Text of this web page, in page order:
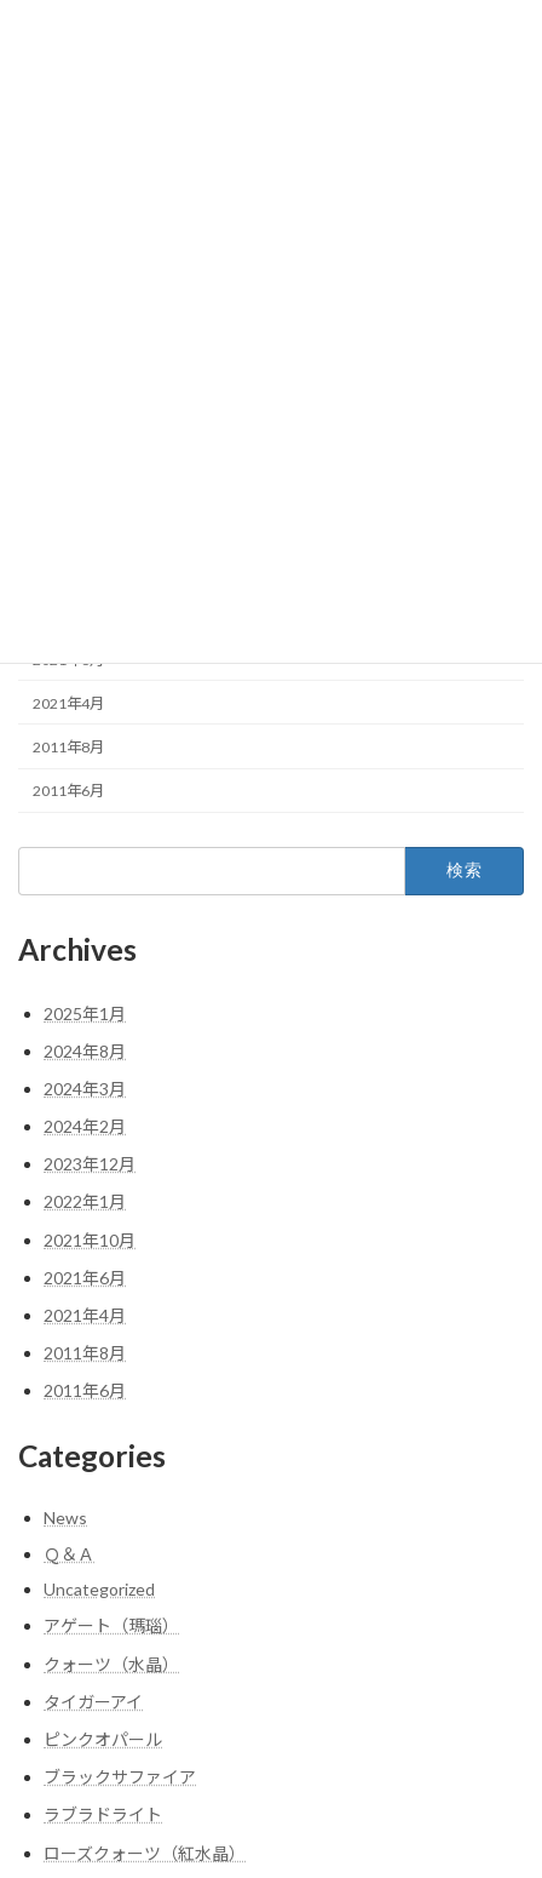
2021年6月
2021年4月
2011年8月
2011年6月
Archives
2025年1月
2024年8月
2024年3月
2024年2月
2023年12月
2022年1月
2021年10月
2021年6月
2021年4月
2011年8月
2011年6月
Categories
News
Ｑ＆Ａ
Uncategorized
アゲート（瑪瑙）
クォーツ（水晶）
タイガーアイ
ピンクオパール
ブラックサファイア
ラブラドライト
ローズクォーツ（紅水晶）